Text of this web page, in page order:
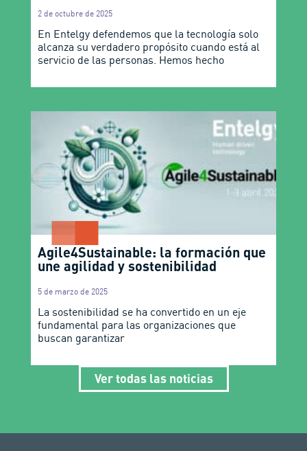
2 de octubre de 2025
En Entelgy defendemos que la tecnología solo
alcanza su verdadero propósito cuando está al
servicio de las personas. Hemos hecho
Agile4Sustainable: la formación que
une agilidad y sostenibilidad
5 de marzo de 2025
La sostenibilidad se ha convertido en un eje
fundamental para las organizaciones que
buscan garantizar
Ver todas las noticias